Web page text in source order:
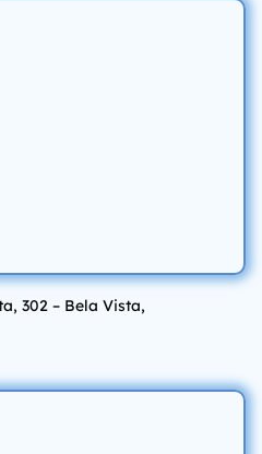
302 – Bela Vista,